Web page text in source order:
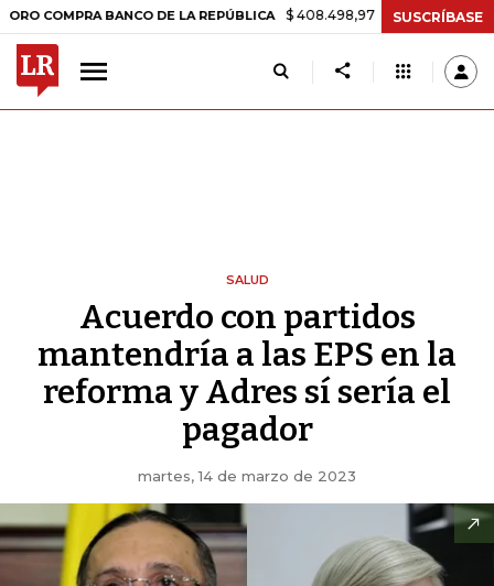
BANCO DE LA REPÚBLICA $ 408.498,97 +$ 8.753,81 +2,19%
SUSCRÍBASE
SALUD
Acuerdo con partidos
mantendría a las EPS en la
reforma y Adres sí sería el
pagador
martes, 14 de marzo de 2023